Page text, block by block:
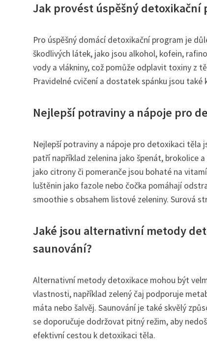
Jak provést úspěšný detoxikační
Pro úspěšný domácí detoxikační program je
škodlivých látek, jako jsou alkohol, kofein,
vody a vlákniny, což pomůže odplavit toxiny z
Pravidelné cvičení a dostatek spánku jsou
Nejlepší potraviny a nápoje pro
Nejlepší potraviny a nápoje pro detoxikaci těla
patří například zelenina jako špenát, brokolice
jako citrony či pomeranče jsou bohaté na
luštěnin jako fazole nebo čočka pomáhají
smoothie s obsahem listové zeleniny. Surová
Jaké jsou alternativní metody
saunování?
Alternativní metody detoxikace mohou být
vlastnosti, například zelený čaj podporuje
máta nebo šalvěj. Saunování je také skvělý
se doporučuje dodržovat pitný režim, aby
efektivní cestou k detoxikaci těla.